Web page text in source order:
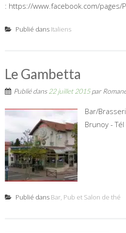
: https://www.facebook.com/pages/
Publié dans Italiens
Le Gambetta
Publié dans 22 juillet 2015par
Bar/
Brunoy‎ -
Publié dans Bar, Pub et Salon de thé